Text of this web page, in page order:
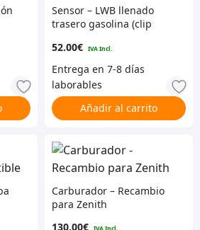
Sensor – LWB llenado
trasero gasolina (clip
52.00€
Añadir al carrito
Carburador – Recambio
para Zenith
130.00€